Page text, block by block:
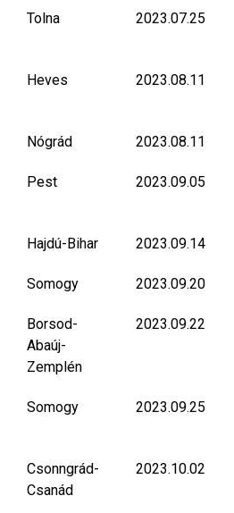
Tolna 2023.07.25
Heves 2023.08.11
Nógrád 2023.08.11
Pest 2023.09.05
Hajdú-Bihar 2023.09.14
Somogy 2023.09.20
Borsod-
Abaúj-
Zemplén
2023.09.22
Somogy 2023.09.25
Csonngrád-
Csanád
2023.10.02